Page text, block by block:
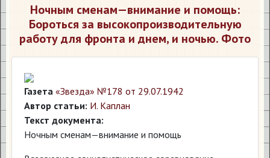
​Ночным сменам—внимание и помощь:
Бороться за высокопроизводительную
работу для фронта и днем, и ночью. Фото
Газета «Звезда» №178 от 29.07.1942
Автор статьи: И. Каплан
Текст документа:
Ночным сменам—внимание и помощь